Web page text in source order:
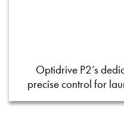
Optidrive P2’s
precise control for